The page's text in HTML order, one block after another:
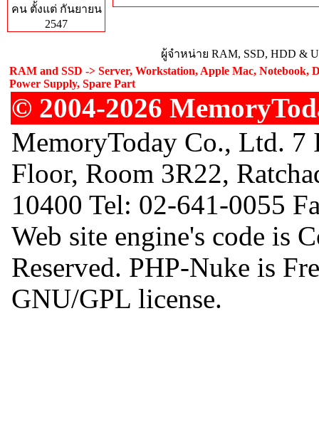
คน ตั้งแต่ กันยายน
2547
ผู้จำหน่าย RAM, SSD, HDD &
RAM and SSD -> Server, Workstation, Apple Mac, Notebook,
Power Supply, Spare Part
© 2004-2026
MemoryToday Co., Ltd.
Floor, Room 3R22,
10400 Tel: 02-641-0055
Web site engine's code is
Reserved. PHP-Nuke is
GNU/GPL license.